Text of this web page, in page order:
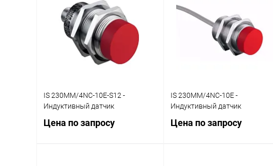
Купить в 1 клик Сравнение
В избранное
Наличие
уточняйте
Купить в 1 клик
В избранное
Наличие
уточняйте
IS 230MM/4NC-10E-S12 -
Индуктивный датчик
Цена по запросу
IS 230MM/4NC-10E -
Индуктивный датчик
Цена по запросу